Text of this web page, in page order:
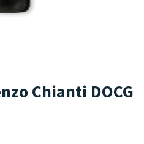
Chianti DOCG